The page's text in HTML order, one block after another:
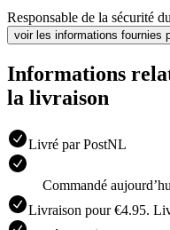
Responsable de la sécurité
voir les informations fournies
Informations
la livraison
Livré par PostNL
Commandé
Livraison pour €4.95.